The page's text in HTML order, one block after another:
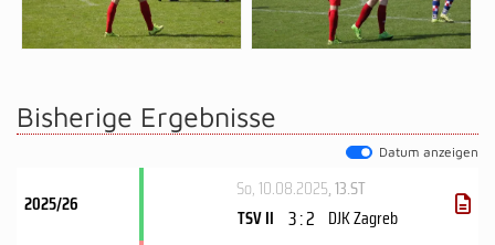
Bisherige Ergebnisse
Datum anzeigen
2025/26
So, 10.08.2025, 13.ST
TSV II 3 : 2 DJK Zagreb